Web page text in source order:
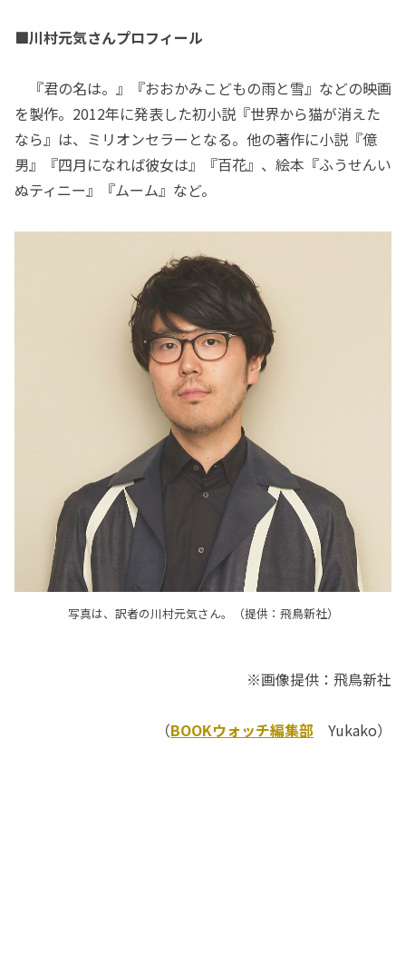
■川村元気さんプロフィール
『君の名は。』『おおかみこどもの雨と雪』などの映画
を製作。2012年に発表した初小説『世界から猫が消えた
なら』は、ミリオンセラーとなる。他の著作に小説『億
男』『四月になれば彼女は』『百花』、絵本『ふうせんい
ぬティニー』『ムーム』など。
写真は、訳者の川村元気さん。（提供：飛鳥新社）
※画像提供：飛鳥新社
（BOOKウォッチ編集部 Yukako）